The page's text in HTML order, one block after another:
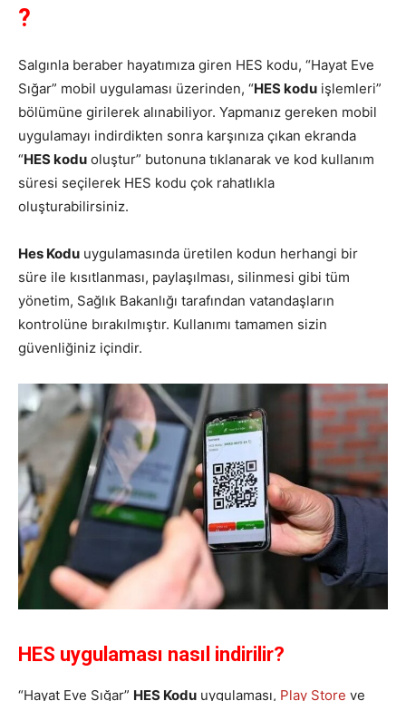
?
Salgınla beraber hayatımıza giren HES kodu, “Hayat Eve
Sığar” mobil uygulaması üzerinden, “HES kodu işlemleri”
bölümüne girilerek alınabiliyor. Yapmanız gereken mobil
uygulamayı indirdikten sonra karşınıza çıkan ekranda
“HES kodu oluştur” butonuna tıklanarak ve kod kullanım
süresi seçilerek HES kodu çok rahatlıkla
oluşturabilirsiniz.
Hes Kodu uygulamasında üretilen kodun herhangi bir
süre ile kısıtlanması, paylaşılması, silinmesi gibi tüm
yönetim, Sağlık Bakanlığı tarafından vatandaşların
kontrolüne bırakılmıştır. Kullanımı tamamen sizin
güvenliğiniz içindir.
HES uygulaması nasıl indirilir?
“Hayat Eve Sığar” HES Kodu uygulaması, Play Store ve